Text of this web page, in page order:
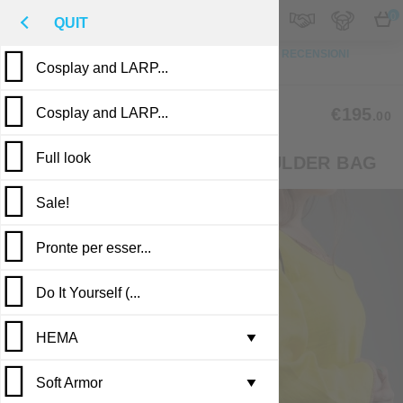
M
PUBBLICAZIONI
QUIT
Cosplay and LARP...
Cosplay and LARP...
Full look
Sale!
Pronte per esser...
Leather armor i...
Brigandine armo...
Do It Yourself (...
HEMA ▼
Gambesons
Soft Armor ▼
LB-01
ENCHANTING LEATHER SHOULDER BAG